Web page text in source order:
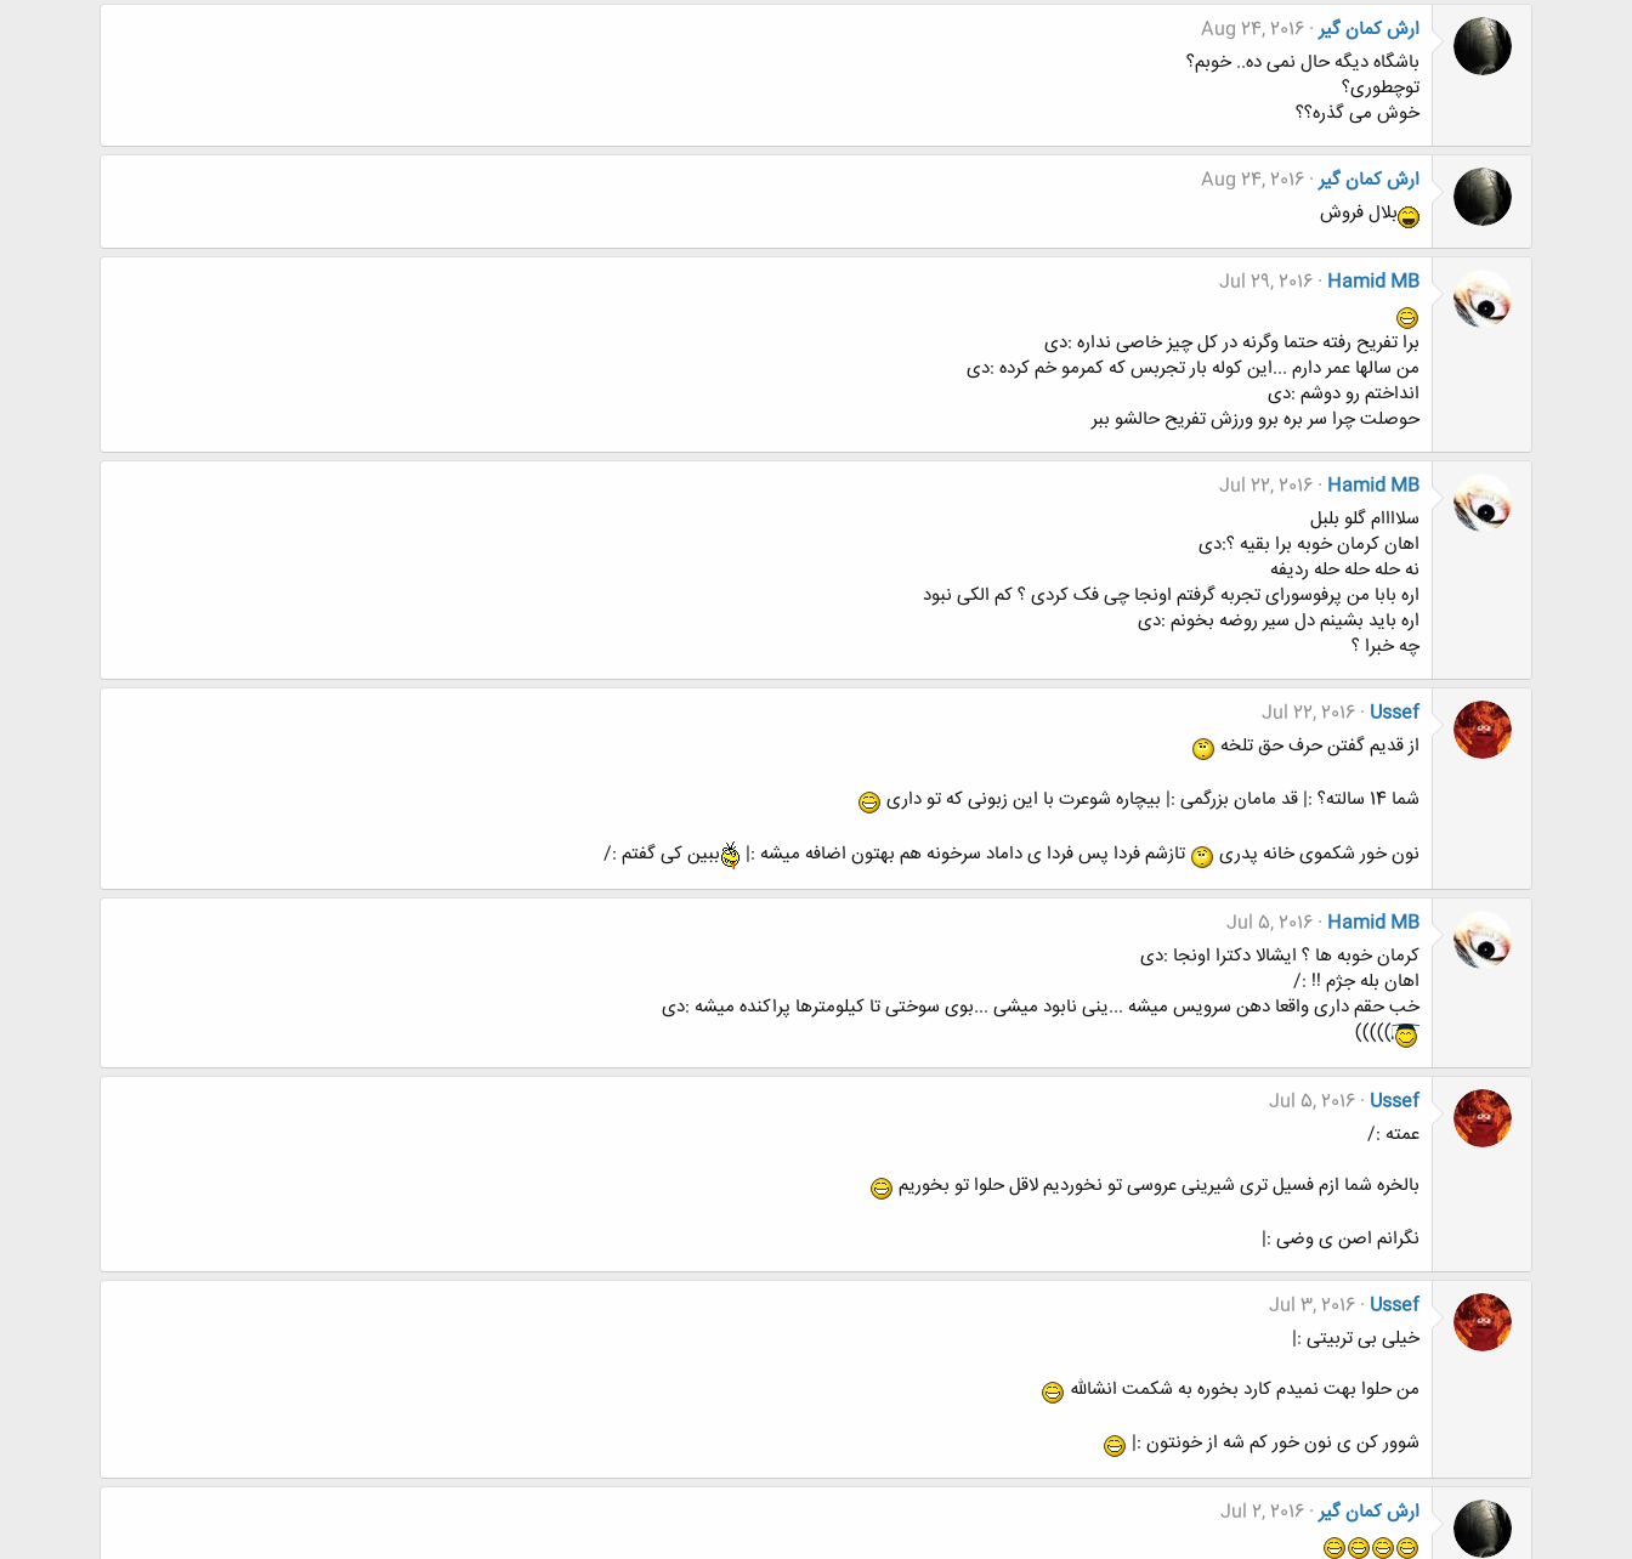
ارش کمان گیر Aug 24, 2016
باشگاه دیگه حال نمی ده.. خوبم؟
توچطوری؟
خوش می گذره؟؟
ارش کمان گیر Aug 24, 2016
بلال فروش
Hamid MB
Jul 29, 2016
برا تفریح رفته حتما وگرنه در کل چیز خاصی نداره :دی
من سالها عمر دارم ...این کوله بار تجربس که کمرمو خم کرده :دی
انداختم رو دوشم :دی
حوصلت چرا سر بره برو ورزش تفریح حالشو ببر
Hamid MB
Jul 22, 2016
سلاااام گلو بلبل
اهان کرمان خوبه برا بقیه ؟:دی
نه حله حله حله ردیفه
اره بابا من پرفوسورای تجربه گرفتم اونجا چی فک کردی ؟ کم الکی نبود
اره باید بشینم دل سیر روضه بخونم :دی
چه خبرا ؟
Ussef
Jul 22, 2016
از قدیم گفتن حرف حق تلخه
شما 14 سالته؟ :| قد مامان بزرگمی :| بیچاره شوعرت با این زبونی که تو داری
نون خور شکموی خانه پدری
تازشم فردا پس فردا ی داماد سرخونه هم بهتون اضافه میشه :| ببین کی گفتم :/
Hamid MB
Jul 5, 2016
کرمان خوبه ها ؟ ایشالا دکترا اونجا :دی
اهان بله جژم !! :/
خب حقم داری واقعا دهن سرویس میشه ...ینی نابود میشی ...بوی سوختی تا کیلومترها پراکنده میشه :دی
)))))
Ussef
Jul 5, 2016
عمته :/
بالخره شما ازم فسیل تری شیرینی عروسی تو نخوردیم لاقل حلوا تو بخوریم
نگرانم اصن ی وضی :|
Ussef
Jul 3, 2016
خیلی بی تربیتی :|
من حلوا بهت نمیدم کارد بخوره به شکمت انشالله
شوور کن ی نون خور کم شه از خونتون :|
ارش کمان گیر Jul 2, 2016